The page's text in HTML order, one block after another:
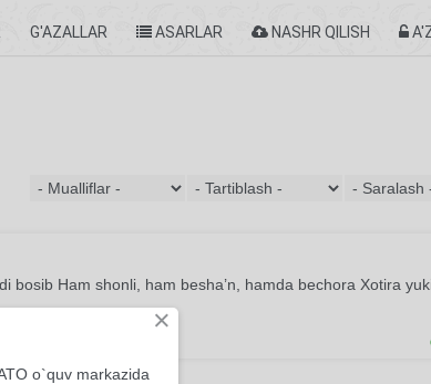
G'AZALLAR ASARLAR NASHR QILISH
bosib Ham shonli, ham besha’n, hamda bechora Xotira
×
o`quv markazida